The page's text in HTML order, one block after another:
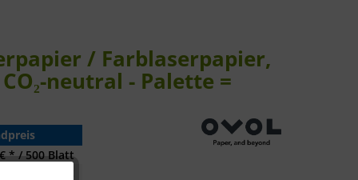
/ Farblaserpapier,
neutral - Palette =
* / 500 Blatt